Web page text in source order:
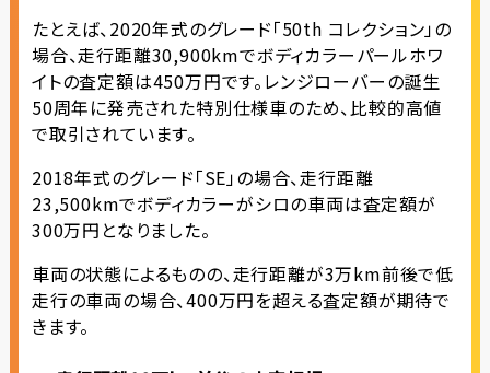
たとえば、2020年式のグレード「50th コレクション」の
場合、走行距離30,900kmでボディカラーパールホワ
イトの査定額は450万円です。レンジローバーの誕生
50周年に発売された特別仕様車のため、比較的高値
で取引されています。
2018年式のグレード「SE」の場合、走行距離
23,500kmでボディカラーがシロの車両は査定額が
300万円となりました。
車両の状態によるものの、走行距離が3万km前後で低
走行の車両の場合、400万円を超える査定額が期待で
きます。